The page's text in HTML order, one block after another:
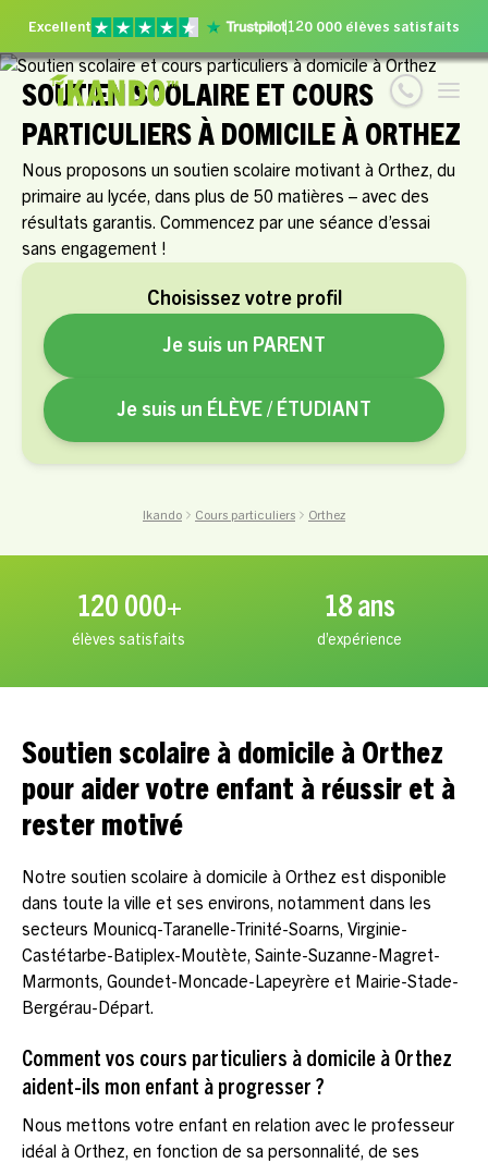
Excellent 120 000 élèves satisfaits
Ikando Cours particuliers Orthez
SOUTIEN SCOLAIRE ET COURS
PARTICULIERS À DOMICILE À ORTHEZ
Nous proposons un soutien scolaire motivant à Orthez, du
primaire au lycée, dans plus de 50 matières – avec des
résultats garantis. Commencez par une séance d’essai
sans engagement !
Choisissez votre profil
Je suis un PARENT
Je suis un ÉLÈVE / ÉTUDIANT
120 000+
élèves satisfaits
18 ans
d’expérience
Soutien scolaire à domicile à Orthez
pour aider votre enfant à réussir et à
rester motivé
Notre soutien scolaire à domicile à Orthez est disponible
dans toute la ville et ses environs, notamment dans les
secteurs Mounicq-Taranelle-Trinité-Soarns, Virginie-
Castétarbe-Batiplex-Moutète, Sainte-Suzanne-Magret-
Marmonts, Goundet-Moncade-Lapeyrère et Mairie-Stade-
Bergérau-Départ.
Comment vos cours particuliers à domicile à Orthez
aident-ils mon enfant à progresser ?
Nous mettons votre enfant en relation avec le professeur
idéal à Orthez, en fonction de sa personnalité, de ses